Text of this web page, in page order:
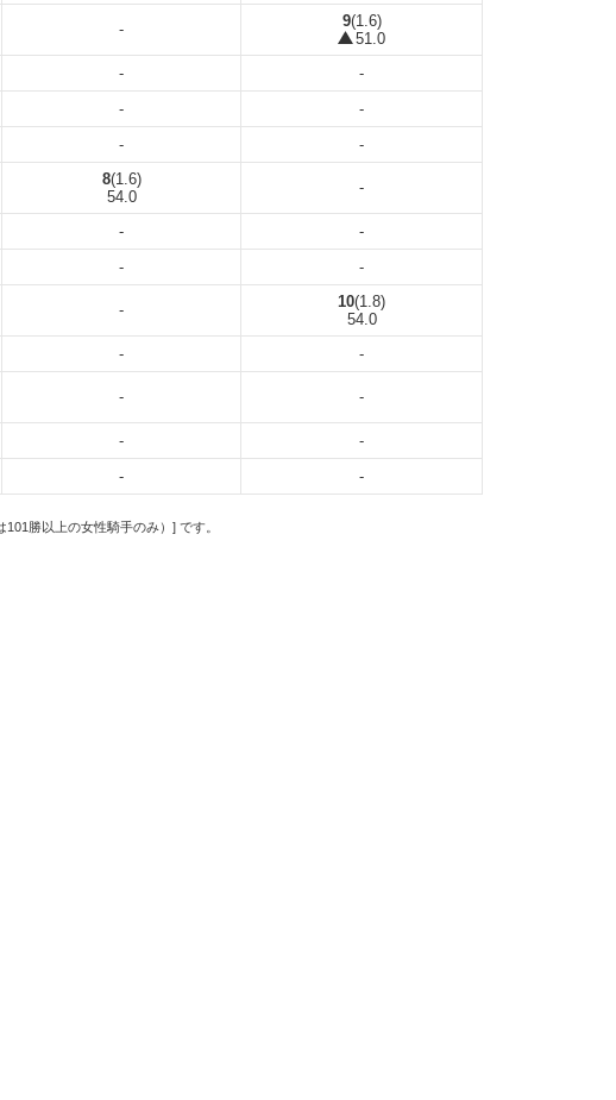
- 9(1.6)
51.0
- -
- -
- -
8(1.6)
54.0
-
- -
- -
- 10(1.8)
54.0
- -
- -
- -
- -
勝以上の女性騎手のみ）] です。